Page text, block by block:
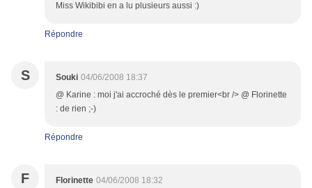
Miss Wikibibi en a lu plusieurs aussi :)
Répondre
S Souki 04/06/2008 18:37
@ Karine : moi j'ai accroché dès le premier<br /> @ Florinette
: de rien ;-)
Répondre
F Florinette 04/06/2008 18:32